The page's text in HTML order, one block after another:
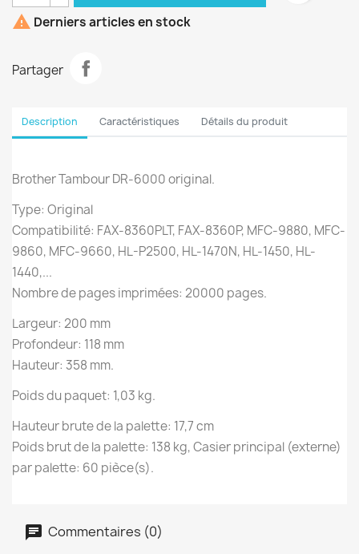
 Derniers articles en stock
Partager
Description Caractéristiques Détails du produit
Brother Tambour DR-6000 original.
Type: Original
Compatibilité: FAX-8360PLT, FAX-8360P, MFC-9880, MFC-
9860, MFC-9660, HL-P2500, HL-1470N, HL-1450, HL-
1440,...
Nombre de pages imprimées: 20000 pages.
Largeur: 200 mm
Profondeur: 118 mm
Hauteur: 358 mm.
Poids du paquet: 1,03 kg.
Hauteur brute de la palette: 17,7 cm
Poids brut de la palette: 138 kg, Casier principal (externe)
par palette: 60 pièce(s).
Commentaires (0)